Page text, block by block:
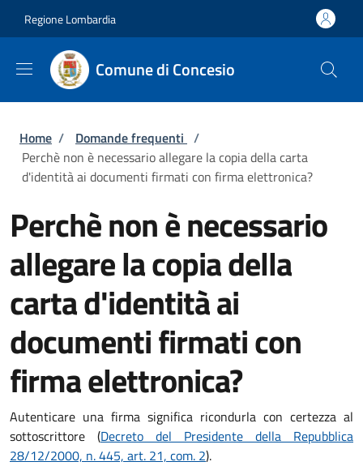
Regione Lombardia
Comune di Concesio
Briciole di pane
Home / Domande frequenti /
Perchè non è necessario allegare la copia della carta
d'identità ai documenti firmati con firma elettronica?
Perchè non è necessario
allegare la copia della
carta d'identità ai
documenti firmati con
firma elettronica?
Autenticare una firma significa ricondurla con certezza al
sottoscrittore (Decreto del Presidente della Repubblica
28/12/2000, n. 445, art. 21, com. 2).